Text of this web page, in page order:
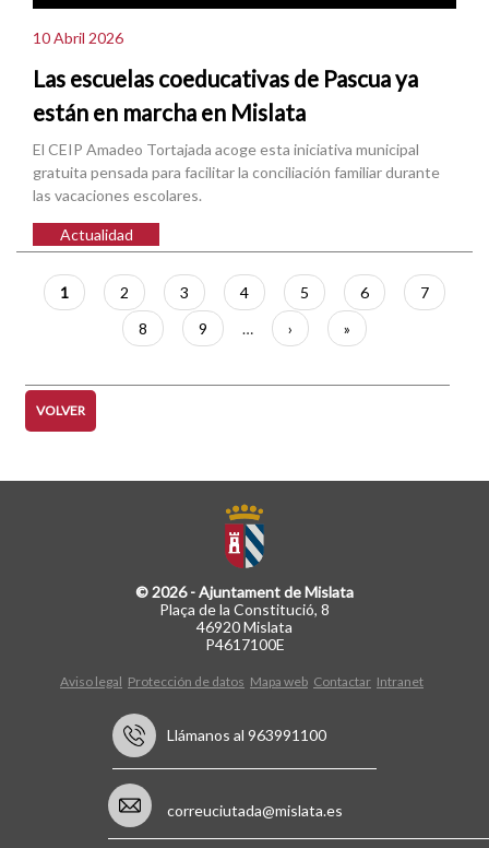
10 Abril 2026
Las escuelas coeducativas de Pascua ya
están en marcha en Mislata
El CEIP Amadeo Tortajada acoge esta iniciativa municipal
gratuita pensada para facilitar la conciliación familiar durante
las vacaciones escolares.
Actualidad
Paginación
Página
actual
1 Página
2 Página
3 Página
4 Página
5 Página
6 Página
7
Página
8 Página
9 …
Siguiente
página
›
Última
página
»
VOLVER
© 2026 - Ajuntament de Mislata
Plaça de la Constitució, 8
46920 Mislata
P4617100E
Aviso legal Protección de datos Mapa web Contactar Intranet
Llámanos al 963991100
correuciutada@mislata.es